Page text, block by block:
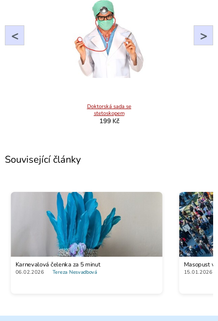
<
Doktorská sada se
stetoskopem
199 Kč
>
Související články
Karnevalová čelenka za 5 minut
06.02.2026 Tereza Nesvadbová
Masopust
15.01.2026